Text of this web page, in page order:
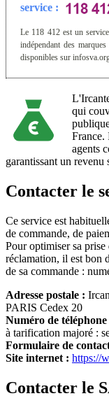
service :
Le 118 412 est un
indépendant des
disponibles sur
qui
France.
agents
garantissant un revenu
Contacter le
Ce service est
de commande, de
Pour optimiser sa
réclamation, il est bon
de sa commande :
Adresse postale :
PARIS Cedex 20
Numéro de
à tarification majoré :
Formulaire de
Site internet : https://
Contacter le